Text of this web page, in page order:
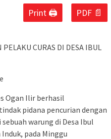
Print 🖨 PDF 📄
CURAS DI DESA IBUL
Ogan Ilir berhasil
pidana pencurian dengan
warung di Desa Ibul
pada Minggu